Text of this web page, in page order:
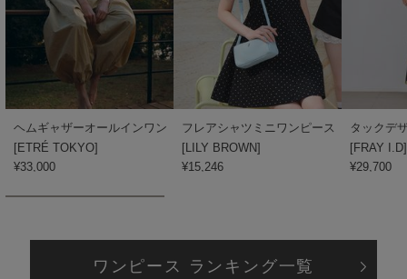
nezu
NIKE
NOWNS
ナウンス
null.
ヘムギャザーオールインワン
[ETRÉ TOKYO]
¥33,000
フレアシャツミニワンピース
[ LILY BROWN]
¥15,246
[FRAY I.D]
¥29,700
ワンピース ランキング一覧